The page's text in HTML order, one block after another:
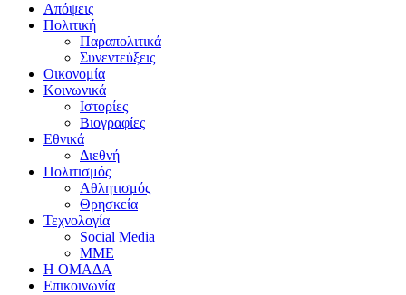
Απόψεις
Πολιτική
Παραπολιτικά
Συνεντεύξεις
Οικονομία
Κοινωνικά
Ιστορίες
Βιογραφίες
Εθνικά
Διεθνή
Πολιτισμός
Αθλητισμός
Θρησκεία
Τεχνολογία
Social Media
ΜΜΕ
Η ΟΜΑΔΑ
Επικοινωνία